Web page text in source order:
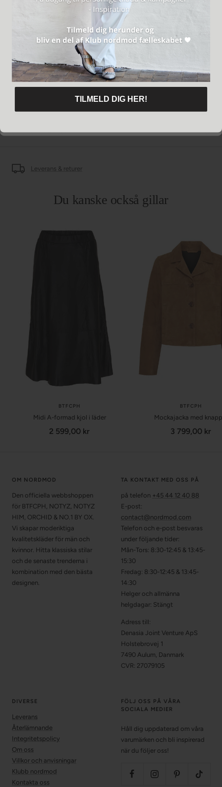
Vi rekommenderar att du impregnerar produkten med en
lädervårdsspray före användning. Regelbundet skydd förlänger
produktens livslängd.
Modell nr. 100136
SKÖTSEL
VÅRT VARUMÄRKE
Leverans & returer
Du kanske också gillar
BTFCPH
Midi A-formad kjol i läder
Försäljningspris
2 599,00 kr
BTFCPH
Mockajacka med
3 799,00 kr
OM NORDMOD
Den officiella webbshoppen
för BTFCPH, NOTYZ, NOTYZ
HIM, ORCHID & NO.1 BY OX.
Vi skapar moderiktiga
kvalitetskläder för män och
kvinnor. Hitta klassiska stilar
och de senaste trenderna i
kombination med den bästa
designen.
TA KONTAKT MED OSS PÅ
på telefon +45 44 12 40 88
E-post:
contact@nordmod.com
Telefon och e-post besvaras
under följande tider:
Mån-Tors: 8:30-12:45 & 13:45-
15:30
Fredag: 8:30-12:45 & 13:45-
14:30
Helger och allmänna
helgdagar: Stängt
Adress till:
Denasia Joint Venture ApS
Holstebrovej 1
7490 Aulum, Danmark
CVR: 27079105
DIVERSE
Leverans
Återlämnande
Integritetspolicy
Om oss
Villkor och anvisningar
Klubb nordmod
Kontakta oss
FÖLJ OSS PÅ VÅRA
SOCIALA MEDIER
Håll dig uppdaterad om våra
varumärken och bli inspirerad
när du följer oss!
ANMÄL DIG HÄR!
TILMELD DIG HER!